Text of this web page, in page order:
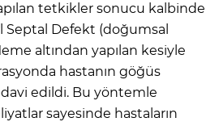
tetkikler sonucu kalbinde
Defekt (doğumsal
altından yapılan kesiyle
hastanın göğüs
edildi. Bu yöntemle
sayesinde hastaların